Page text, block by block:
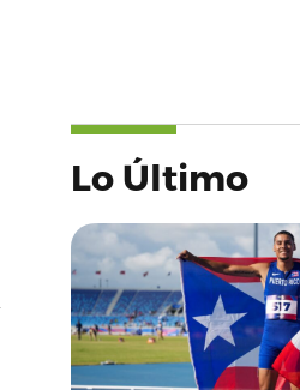
Lo Último